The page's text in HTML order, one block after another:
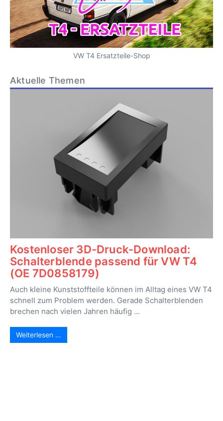
VW T4 Ersatzteile-Shop
Aktuelle Themen
Kostenloser 3D-Druck-Download:
Schalterblende passend für VW T4
(OE 7D0858179)
Auch kleine Kunststoffteile können im Alltag eines VW T4
schnell zum Problem werden. Gerade Schalterblenden
brechen nach vielen Jahren häufig ...
Weiterlesen …